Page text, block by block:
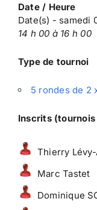
Date / Heure
Date(s) - samedi
14 h 00 à 16 h 00
Type de tournoi
5 rondes de 2
Inscrits
Thierry
Marc Tastet
Dominique